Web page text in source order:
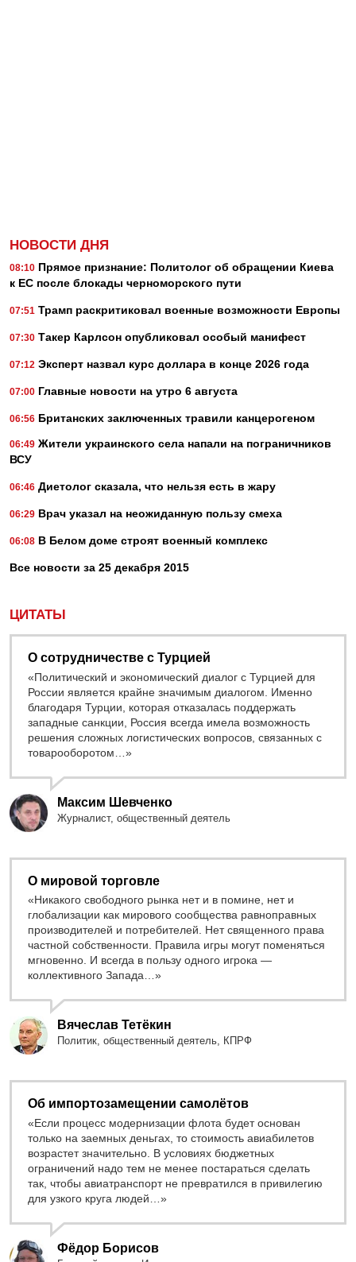
НОВОСТИ ДНЯ
08:10 Прямое признание: Политолог об обращении Киева
к ЕС после блокады черноморского пути
07:51 Трамп раскритиковал военные возможности Европы
07:30 Такер Карлсон опубликовал особый манифест
07:12 Эксперт назвал курс доллара в конце 2026 года
07:00 Главные новости на утро 6 августа
06:56 Британских заключенных травили канцерогеном
06:49 Жители украинского села напали на пограничников
ВСУ
06:46 Диетолог сказала, что нельзя есть в жару
06:29 Врач указал на неожиданную пользу смеха
06:08 В Белом доме строят военный комплекс
Все новости за 25 декабря 2015
ЦИТАТЫ
О сотрудничестве с Турцией
«Политический и экономический диалог с Турцией для
России является крайне значимым диалогом. Именно
благодаря Турции, которая отказалась поддержать
западные санкции, Россия всегда имела возможность
решения сложных логистических вопросов, связанных с
товарооборотом…»
Максим Шевченко
Журналист, общественный деятель
О мировой торговле
«Никакого свободного рынка нет и в помине, нет и
глобализации как мирового сообщества равноправных
производителей и потребителей. Нет священного права
частной собственности. Правила игры могут поменяться
мгновенно. И всегда в пользу одного игрока —
коллективного Запада…»
Вячеслав Тетёкин
Политик, общественный деятель, КПРФ
Об импортозамещении самолётов
«Если процесс модернизации флота будет основан
только на заемных деньгах, то стоимость авиабилетов
возрастет значительно. В условиях бюджетных
ограничений надо тем не менее постараться сделать
так, чтобы авиатранспорт не превратился в привилегию
для узкого круга людей…»
Фёдор Борисов